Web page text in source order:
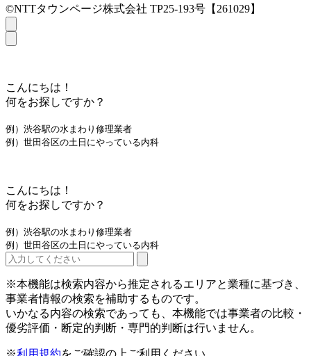
©NTTタウンページ株式会社 TP25-193号【261029】
こんにちは！
何をお探しですか？
例）渋谷駅の水まわり修理業者
例）世田谷区の土日にやっている内科
こんにちは！
何をお探しですか？
例）渋谷駅の水まわり修理業者
例）世田谷区の土日にやっている内科
※本機能は検索内容から推定されるエリアと業種に基づき、
事業者情報の検索を補助するものです。
いかなる内容の検索であっても、本機能では事業者の比較・
優劣評価・断定的判断・専門的判断は行いません。
※利用規約をご確認の上ご利用ください